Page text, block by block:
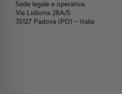
Sede legale e operativa:
Via Lisbona 28A/5
35127 Padova (PD) – Italia